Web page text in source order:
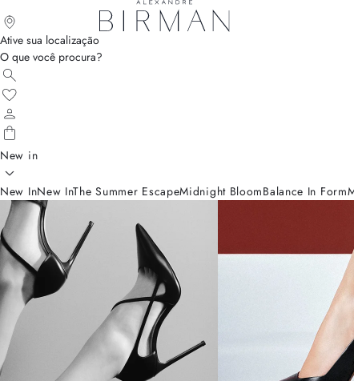
Ative sua localização
O que você procura?
New in
New InNew InThe Summer EscapeMidnight BloomBalance In Form